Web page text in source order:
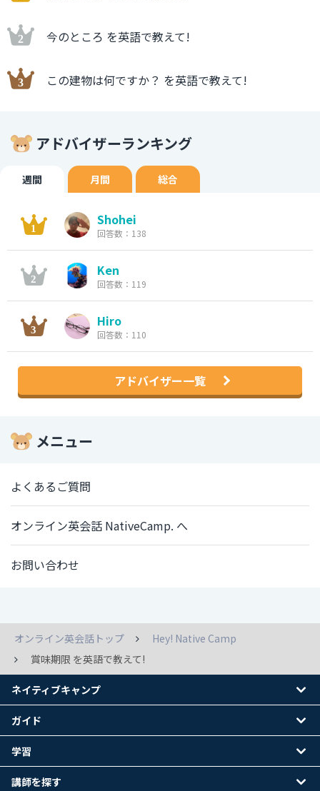
今のところ を英語で教えて!
この建物は何ですか？ を英語で教えて!
アドバイザーランキング
週間 月間 総合
Shohei
回答数：138
Ken
回答数：119
Hiro
回答数：110
アドバイザー一覧
メニュー
よくあるご質問
オンライン英会話 NativeCamp. へ
お問い合わせ
オンライン英会話トップ
Hey! Native Camp
賞味期限 を英語で教えて!
ネイティブキャンプ
ガイド
学習
講師を探す